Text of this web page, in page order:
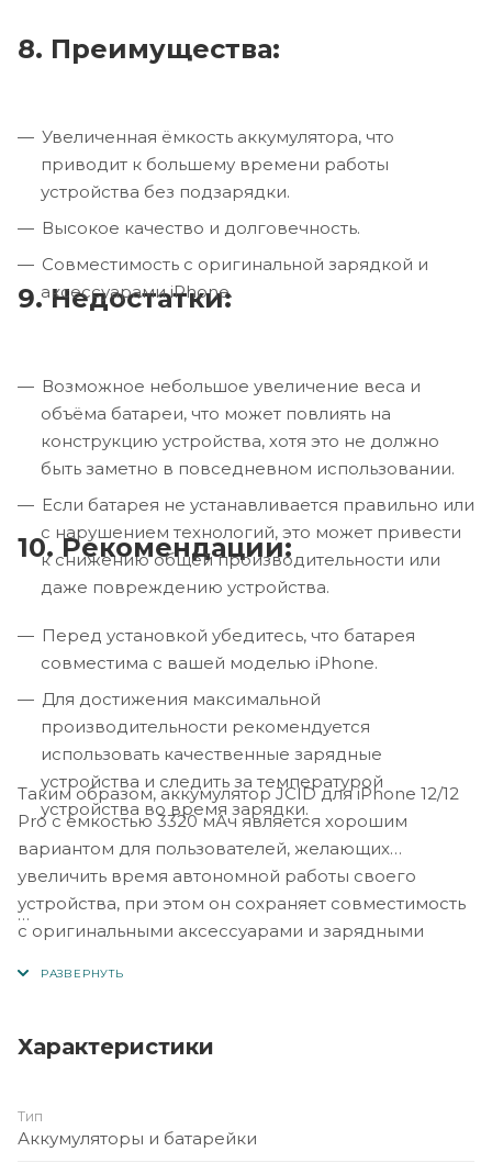
8. Преимущества:
Увеличенная ёмкость аккумулятора, что
приводит к большему времени работы
устройства без подзарядки.
Высокое качество и долговечность.
Совместимость с оригинальной зарядкой и
аксессуарами iPhone.
9. Недостатки:
Возможное небольшое увеличение веса и
объёма батареи, что может повлиять на
конструкцию устройства, хотя это не должно
быть заметно в повседневном использовании.
Если батарея не устанавливается правильно или
с нарушением технологий, это может привести
к снижению общей производительности или
даже повреждению устройства.
10. Рекомендации:
Перед установкой убедитесь, что батарея
совместима с вашей моделью iPhone.
Для достижения максимальной
производительности рекомендуется
использовать качественные зарядные
устройства и следить за температурой
устройства во время зарядки.
Таким образом, аккумулятор JCID для iPhone 12/12
Pro с ёмкостью 3320 мАч является хорошим
вариантом для пользователей, желающих
увеличить время автономной работы своего
устройства, при этом он сохраняет совместимость
с оригинальными аксессуарами и зарядными
Характеристики
Тип
Аккумуляторы и батарейки